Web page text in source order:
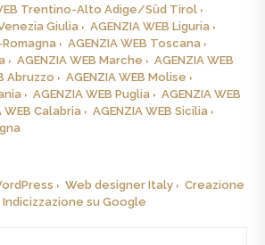
Trentino-Alto Adige/Süd Tirol
Giulia
AGENZIA WEB Liguria
Romagna
AGENZIA WEB Toscana
AGENZIA WEB Marche
AGENZIA WEB
Abruzzo
AGENZIA WEB Molise
AGENZIA WEB Puglia
AGENZIA WEB
WEB Calabria
AGENZIA WEB Sicilia
Web designer Italy
Creazione
Indicizzazione su Google